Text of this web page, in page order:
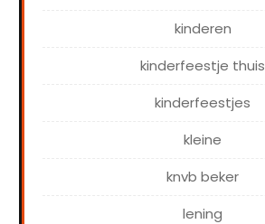
kinderen
kinderfeestje thuis
kinderfeestjes
kleine
knvb beker
lening